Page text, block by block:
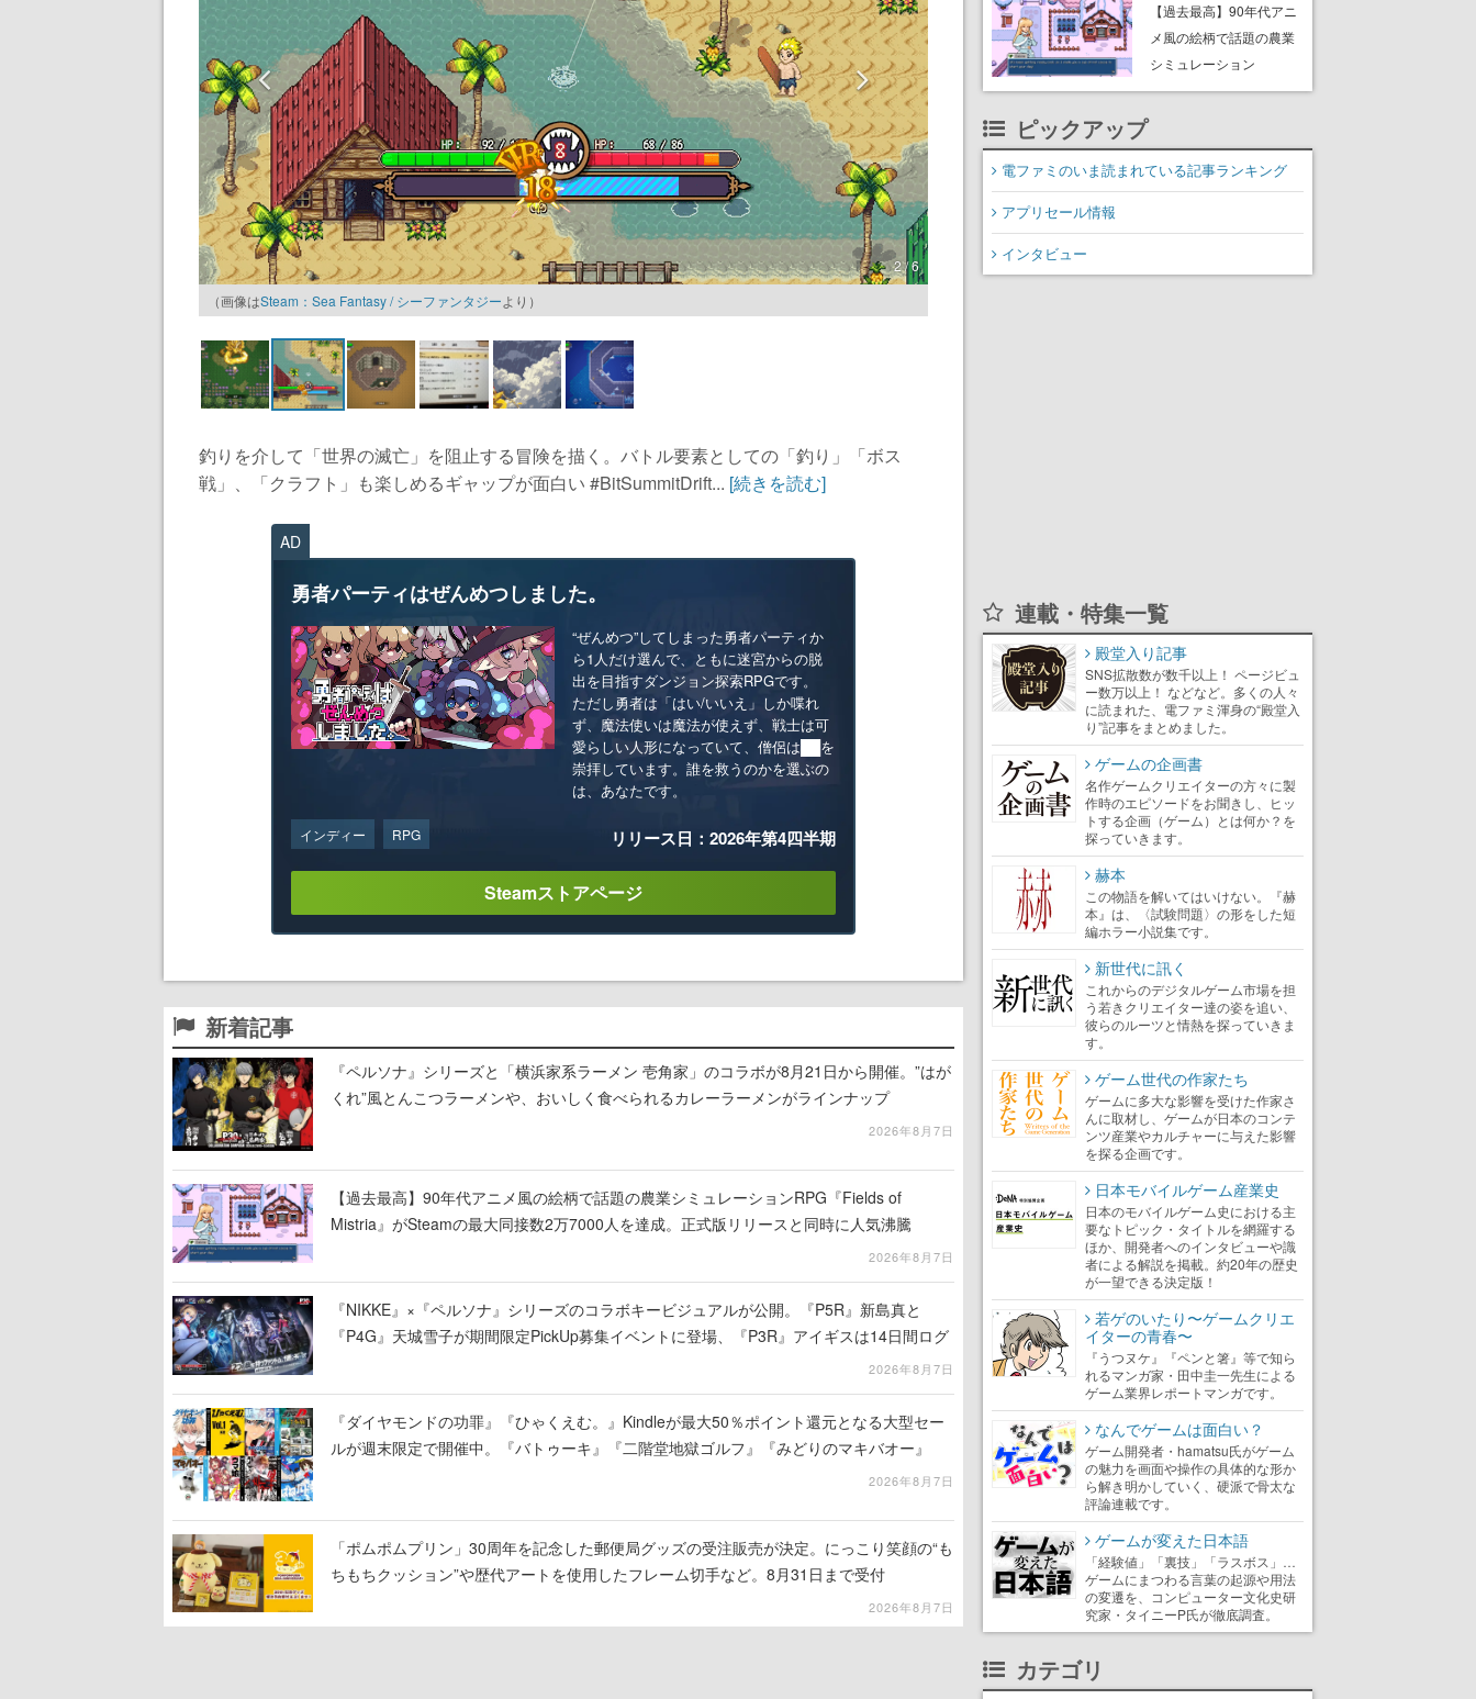
2 / 6
（画像はSteam：Sea Fantasy / シーファンタジーより）
釣りを介して「世界の滅亡」を阻止する冒険を描く。バトル要素としての「釣り」「ボス
戦」、「クラフト」も楽しめるギャップが面白い #BitSummitDrift... [続きを読む]
AD
勇者パーティはぜんめつしました。
“ぜんめつ”してしまった勇者パーティか
ら1人だけ選んで、ともに迷宮からの脱
出を目指すダンジョン探索RPGです。
ただし勇者は「はい/いいえ」しか喋れ
ず、魔法使いは魔法が使えず、戦士は可
愛らしい人形になっていて、僧侶は██を
崇拝しています。誰を救うのかを選ぶの
は、あなたです。
インディー RPG リリース日：2026年第4四半期
Steamストアページ
新着記事
『ペルソナ』シリーズと「横浜家系ラーメン 壱角家」のコラボが8月21日から開催。”はが
くれ”風とんこつラーメンや、おいしく食べられるカレーラーメンがラインナップ
2026年8月7日
【過去最高】90年代アニメ風の絵柄で話題の農業シミュレーションRPG『Fields of
Mistria』がSteamの最大同接数2万7000人を達成。正式版リリースと同時に人気沸騰
2026年8月7日
『NIKKE』×『ペルソナ』シリーズのコラボキービジュアルが公開。『P5R』新島真と
『P4G』天城雪子が期間限定PickUp募集イベントに登場、『P3R』アイギスは14日間ログ
2026年8月7日
『ダイヤモンドの功罪』『ひゃくえむ。』Kindleが最大50％ポイント還元となる大型セー
ルが週末限定で開催中。『バトゥーキ』『二階堂地獄ゴルフ』『みどりのマキバオー』
2026年8月7日
「ポムポムプリン」30周年を記念した郵便局グッズの受注販売が決定。にっこり笑顔の“も
ちもちクッション”や歴代アートを使用したフレーム切手など。8月31日まで受付
2026年8月7日
しく食べられるカレーラ
ーメンがラインナップ
【過去最高】90年代アニ
メ風の絵柄で話題の農業
シミュレーション
RPG『Fields of Mistria』
リースと同時に人気沸騰
ピックアップ
電ファミのいま読まれている記事ランキング
アプリセール情報
インタビュー
連載・特集一覧
殿堂入り記事
SNS拡散数が数千以上！ ページビュ
ー数万以上！ などなど。多くの人々
に読まれた、電ファミ渾身の“殿堂入
り”記事をまとめました。
ゲームの企画書
名作ゲームクリエイターの方々に製
作時のエピソードをお聞きし、ヒッ
トする企画（ゲーム）とは何か？を
探っていきます。
赫本
この物語を解いてはいけない。『赫
本』は、〈試験問題〉の形をした短
編ホラー小説集です。
新世代に訊く
これからのデジタルゲーム市場を担
う若きクリエイター達の姿を追い、
彼らのルーツと情熱を探っていきま
す。
ゲーム世代の作家たち
ゲームに多大な影響を受けた作家さ
んに取材し、ゲームが日本のコンテ
ンツ産業やカルチャーに与えた影響
を探る企画です。
日本モバイルゲーム産業史
日本のモバイルゲーム史における主
要なトピック・タイトルを網羅する
ほか、開発者へのインタビューや識
者による解説を掲載。約20年の歴史
が一望できる決定版！
若ゲのいたり〜ゲームクリエ
イターの青春〜
『うつヌケ』『ペンと箸』等で知ら
れるマンガ家・田中圭一先生による
ゲーム業界レポートマンガです。
なんでゲームは面白い？
ゲーム開発者・hamatsu氏がゲーム
の魅力を画面や操作の具体的な形か
ら解き明かしていく、硬派で骨太な
評論連載です。
ゲームが変えた日本語
「経験値」「裏技」「ラスボス」…
ゲームにまつわる言葉の起源や用法
の変遷を、コンピューター文化史研
究家・タイニーP氏が徹底調査。
カテゴリ